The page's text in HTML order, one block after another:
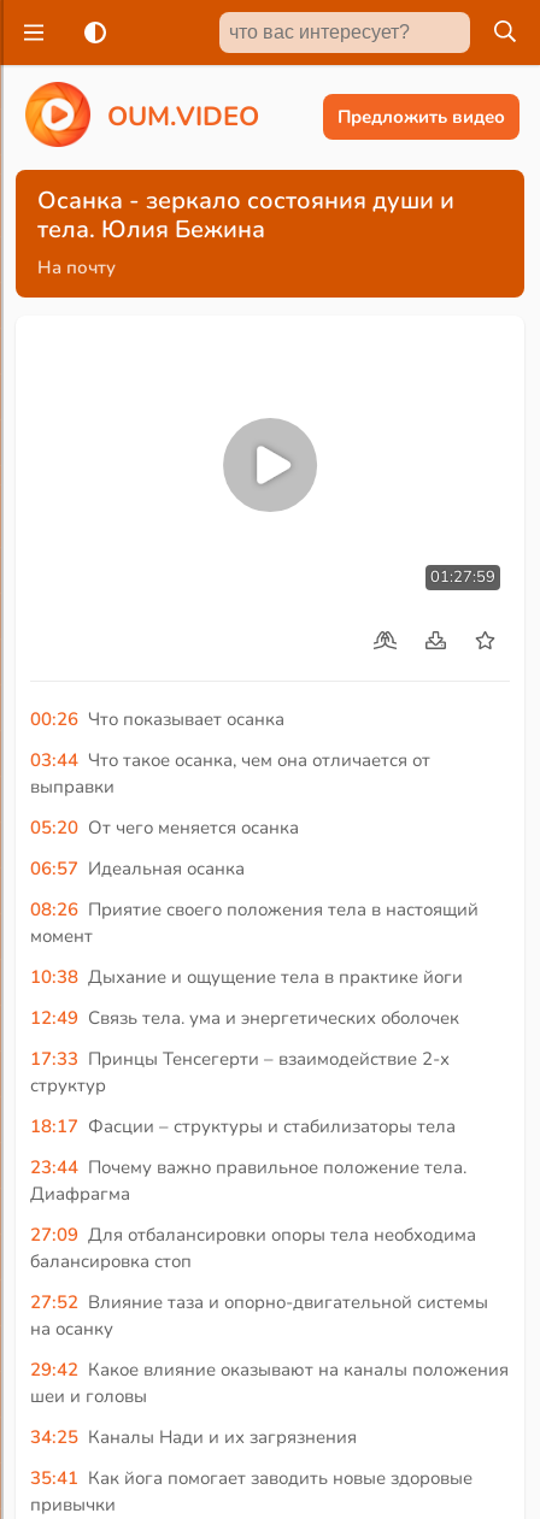
OUM.VIDEO Предложить видео
Осанка - зеркало состояния души и
тела. Юлия Бежина
На почту
01:27:59
00:26 Что показывает осанка
03:44 Что такое осанка, чем она отличается от
выправки
05:20 От чего меняется осанка
06:57 Идеальная осанка
08:26 Приятие своего положения тела в настоящий
момент
10:38 Дыхание и ощущение тела в практике йоги
12:49 Связь тела. ума и энергетических оболочек
17:33 Принцы Тенсегерти – взаимодействие 2-х
структур
18:17 Фасции – структуры и стабилизаторы тела
23:44 Почему важно правильное положение тела.
Диафрагма
27:09 Для отбалансировки опоры тела необходима
балансировка стоп
27:52 Влияние таза и опорно-двигательной системы
на осанку
29:42 Какое влияние оказывают на каналы положения
шеи и головы
34:25 Каналы Нади и их загрязнения
35:41 Как йога помогает заводить новые здоровые
привычки